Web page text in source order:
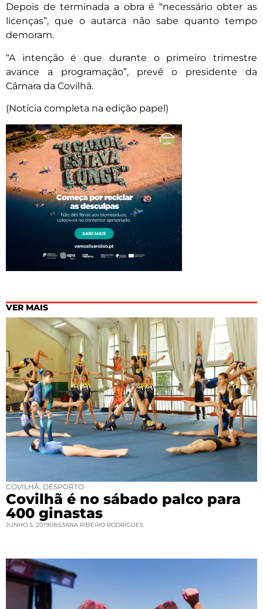
Depois de terminada a obra é “necessário obter as
licenças”, que o autarca não sabe quanto tempo
demoram.
“A intenção é que durante o primeiro trimestre
avance a programação”, prevê o presidente da
Câmara da Covilhã.
(Notícia completa na edição papel)
VER MAIS
COVILHÃ DESPORTO
Covilhã é no sábado palco para
400 ginastas
JUNHO 5, 201908:53ANA RIBEIRO RODRIGUES